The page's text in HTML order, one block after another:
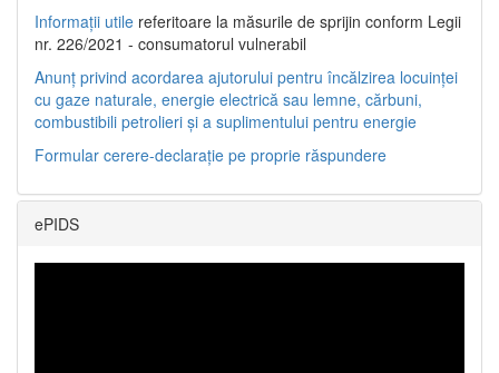
Informații utile referitoare la măsurile de sprijin conform Legii
nr. 226/2021 - consumatorul vulnerabil
Anunț privind acordarea ajutorului pentru încălzirea locuinței
cu gaze naturale, energie electrică sau lemne, cărbuni,
combustibili petrolieri și a suplimentului pentru energie
Formular cerere-declarație pe proprie răspundere
ePIDS